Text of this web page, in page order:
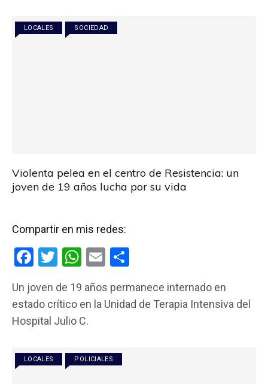
LOCALES SOCIEDAD
Violenta pelea en el centro de Resistencia: un
joven de 19 años lucha por su vida
Compartir en mis redes:
F
ce
b
o
k
T
tt
er
W
at
s
p
p
E
ail m
p
Un joven de 19 años permanece internado en
estado crítico en la Unidad de Terapia Intensiva del
Hospital Julio C.
LOCALES POLICIALES